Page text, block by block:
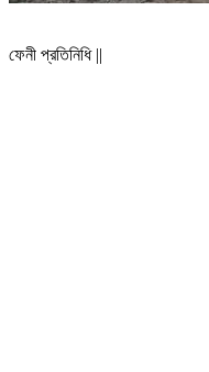
ফেনী প্রতিনিধি ||